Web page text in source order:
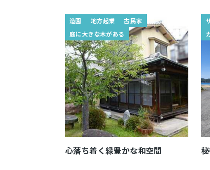
造園 地方起業
古民家
庭に大きな木がある
心落ち着く緑豊かな和空間